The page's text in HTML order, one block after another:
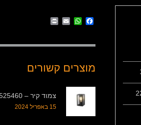
Facebook
WhatsApp
Email
מוצרים קשורים
צמוד קיר – 525460
15 באפריל 2024